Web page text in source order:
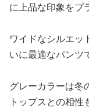
に上品な印象をプ
ワイドなシルエッ
いに最適なパンツ
グレーカラーは冬
トップスとの相性